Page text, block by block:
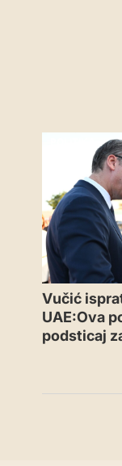
Vučić
UAE:Ova
podsticaj